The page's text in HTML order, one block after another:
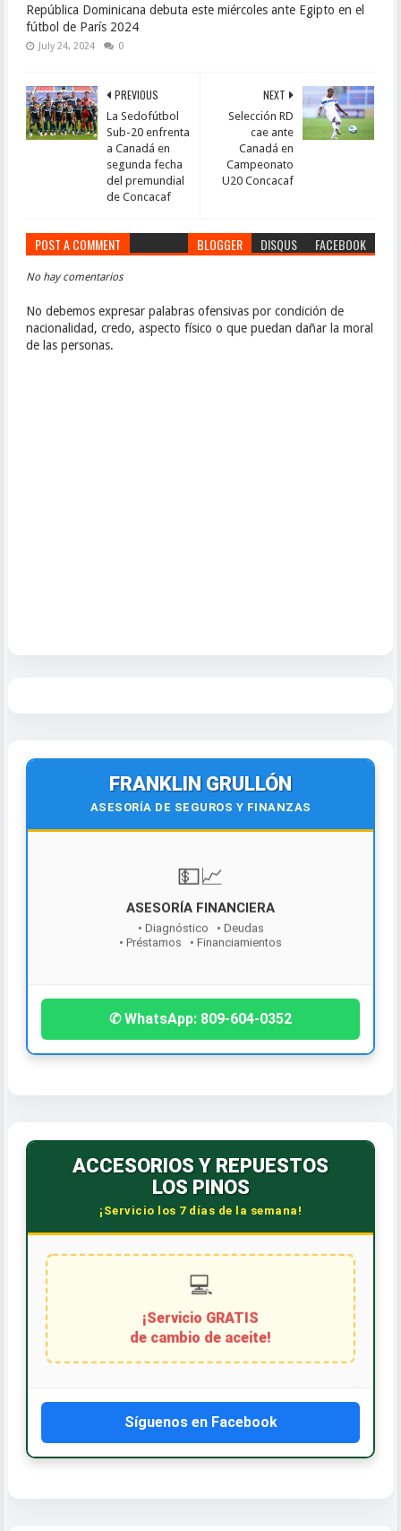
República Dominicana debuta este miércoles ante Egipto en el
fútbol de París 2024
July 24, 2024 0
NEXT
Selección RD
cae ante
Canadá en
Campeonato
U20 Concacaf
PREVIOUS
La Sedofútbol
Sub-20 enfrenta
a Canadá en
segunda fecha
del premundial
de Concacaf
POST A COMMENT BLOGGER DISQUS FACEBOOK
No hay comentarios
No debemos expresar palabras ofensivas por condición de
nacionalidad, credo, aspecto físico o que puedan dañar la moral
de las personas.
FRANKLIN GRULLÓN
ASESORÍA DE SEGUROS Y FINANZAS
¡Contáctanos hoy!
✆ WhatsApp: 809-604-0352
ACCESORIOS Y REPUESTOS
LOS PINOS
¡Servicio los 7 días de la semana!
Síguenos en Facebook